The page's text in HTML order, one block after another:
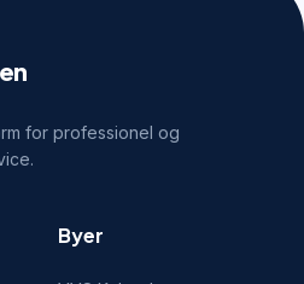
for professionel og
Byer